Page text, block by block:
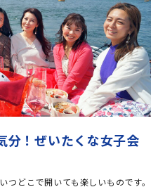
分！ぜいたくな女子会
どこで開いても楽しいものです。